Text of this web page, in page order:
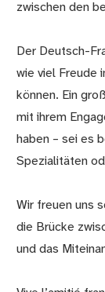
zwischen den
Der Deutsch-
wie viel Freude
können. Ein
mit ihrem
haben – sei es
Spezialitäten
Wir freuen uns
die Brücke
und das